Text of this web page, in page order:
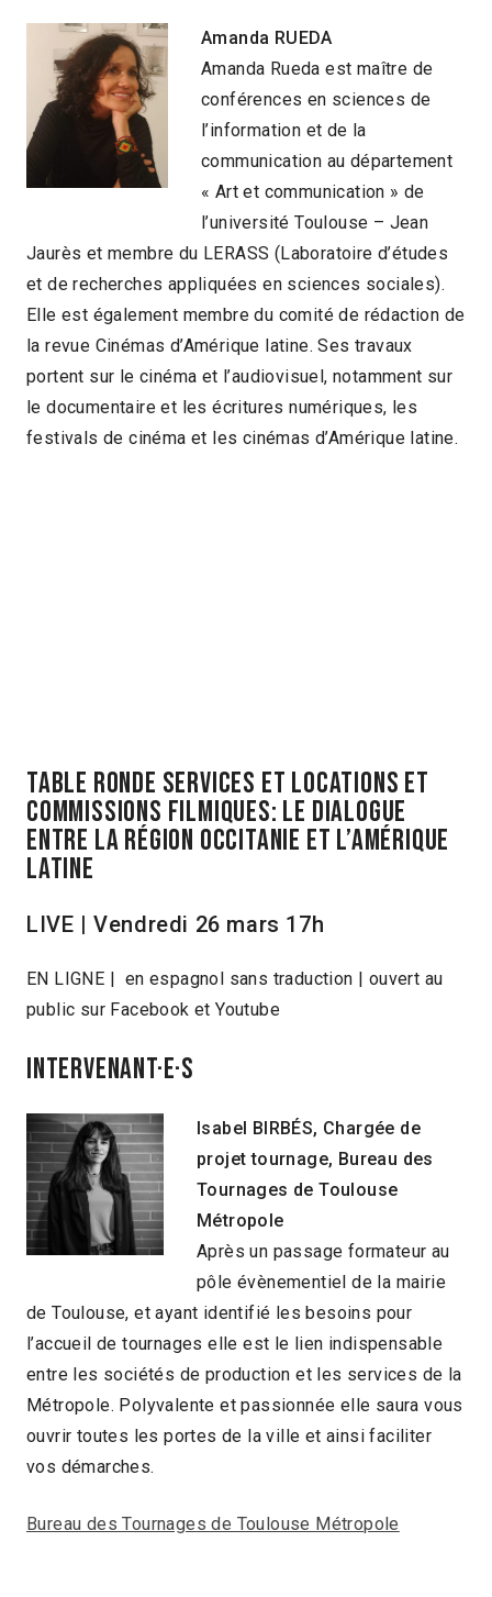
Amanda RUEDA
Amanda Rueda est maître de
conférences en sciences de
l’information et de la
communication au département
« Art et communication » de
l’université Toulouse – Jean
Jaurès et membre du LERASS (Laboratoire d’études
et de recherches appliquées en sciences sociales).
Elle est également membre du comité de rédaction de
la revue Cinémas d’Amérique latine. Ses travaux
portent sur le cinéma et l’audiovisuel, notamment sur
le documentaire et les écritures numériques, les
festivals de cinéma et les cinémas d’Amérique latine.
Table Ronde Services et Locations et
Commissions Filmiques: le dialogue
entre la Région Occitanie et l’Amérique
Latine
LIVE | Vendredi 26 mars 17h
EN LIGNE | en espagnol sans traduction | ouvert au
public sur Facebook et Youtube
INTERVENANT·E·S
Isabel BIRBÉS, Chargée de
projet tournage, Bureau des
Tournages de Toulouse
Métropole
Après un passage formateur au
pôle évènementiel de la mairie
de Toulouse, et ayant identifié les besoins pour
l’accueil de tournages elle est le lien indispensable
entre les sociétés de production et les services de la
Métropole. Polyvalente et passionnée elle saura vous
ouvrir toutes les portes de la ville et ainsi faciliter
vos démarches.
Bureau des Tournages de Toulouse Métropole